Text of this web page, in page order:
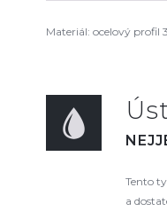
Materiál: ocelový profil
Tento
a